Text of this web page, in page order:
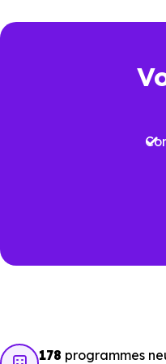
178 programmes